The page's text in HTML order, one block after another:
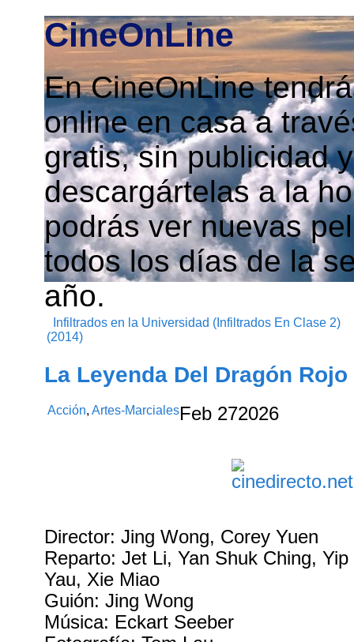
CineOnLine
En CineOnLine
online en casa a
gratis, sin publicidad
descargártelas a la
podrás ver nuevas
todos los días de la
año.
Infiltrados en la Universidad (Infiltrados En Clase 2)
(2014)
La Leyenda Del Dragón Rojo
Acción,Artes-MarcialesFeb 272026
Director: Jing Wong, Corey Yuen
Reparto: Jet Li, Yan Shuk Ching,
Yau, Xie Miao
Guión: Jing Wong
Música: Eckart Seeber